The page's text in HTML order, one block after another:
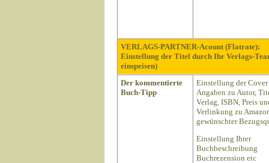
VERLAGS-PARTNER-Acount (Flatrate):
Einstellung der Titel durch Ihr Verlags-
einspeisen)
Der kommentierte
Buch-Tipp
Einstellung der
Angaben zu Autor,
Verlag, ISBN, Preis
Verlinkung zu
gewünschter
Einstellung Ihrer
Buchbeschreibung
Buchrezension etc